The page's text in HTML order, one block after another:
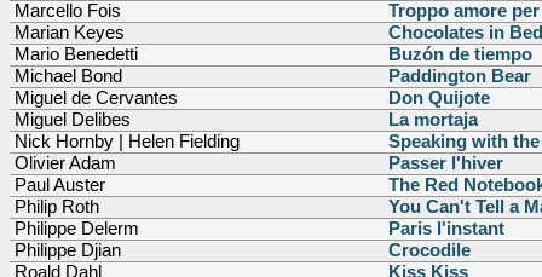
Marcello Fois
Troppo amore
Marian Keyes
Chocolates in Bed
Mario Benedetti
Buzón de tiempo
Michael Bond
Paddington Bear
Miguel de Cervantes
Don Quijote
Miguel Delibes
La mortaja
Nick Hornby | Helen Fielding
Speaking with
Olivier Adam
Passer l'hiver
Paul Auster
The Red
Philip Roth
You Can't Tell a
Philippe Delerm
Paris l'instant
Philippe Djian
Crocodile
Roald Dahl
Kiss Kiss